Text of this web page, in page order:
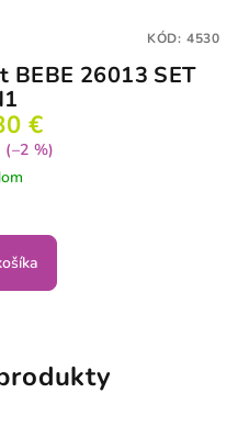
BEBE 26013 SET
€
(–2 %)
KÓD: 4530